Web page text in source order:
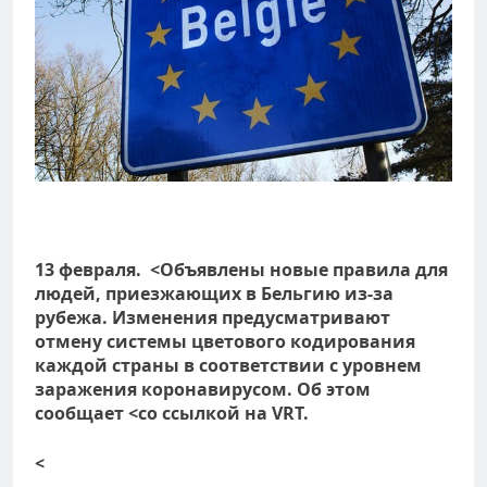
13 февраля. <Объявлены новые правила для
людей, приезжающих в Бельгию из-за
рубежа. Изменения предусматривают
отмену системы цветового кодирования
каждой страны в соответствии с уровнем
заражения коронавирусом. Об этом
сообщает<со ссылкой на VRT.
<